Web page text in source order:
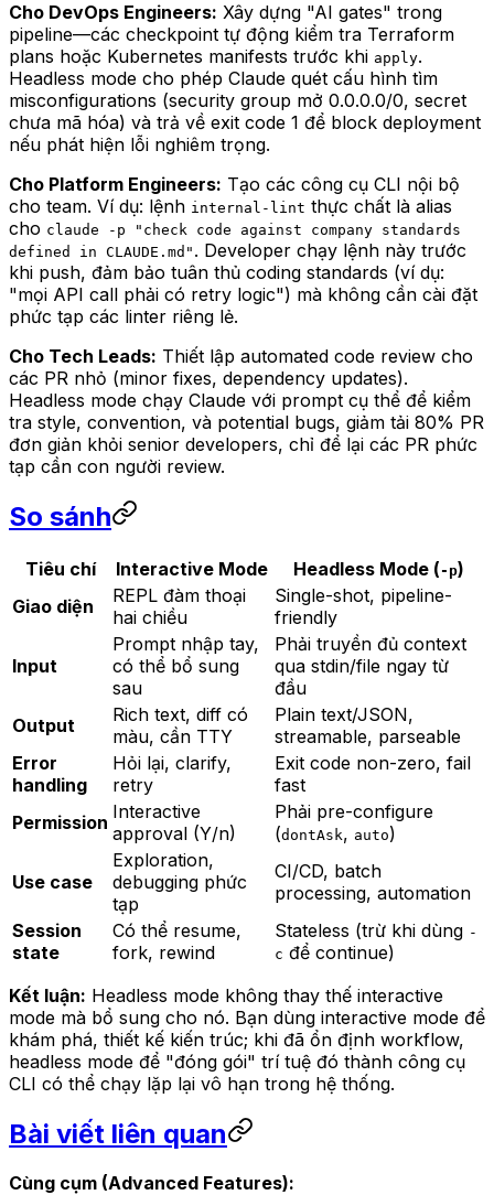
Cho DevOps Engineers: Xây dựng "AI gates" trong
pipeline—các checkpoint tự động kiểm tra Terraform
plans hoặc Kubernetes manifests trước khi apply.
Headless mode cho phép Claude quét cấu hình tìm
misconfigurations (security group mở 0.0.0.0/0, secret
chưa mã hóa) và trả về exit code 1 để block deployment
nếu phát hiện lỗi nghiêm trọng.
Cho Platform Engineers: Tạo các công cụ CLI nội bộ
cho team. Ví dụ: lệnh internal-lint thực chất là alias
cho claude -p "check code against company standards
defined in CLAUDE.md" . Developer chạy lệnh này trước
khi push, đảm bảo tuân thủ coding standards (ví dụ:
"mọi API call phải có retry logic") mà không cần cài đặt
phức tạp các linter riêng lẻ.
Cho Tech Leads: Thiết lập automated code review cho
các PR nhỏ (minor fixes, dependency updates).
Headless mode chạy Claude với prompt cụ thể để kiểm
tra style, convention, và potential bugs, giảm tải 80% PR
đơn giản khỏi senior developers, chỉ để lại các PR phức
tạp cần con người review.
So sánh
Tiêu chí Interactive Mode Headless Mode (-p)
Giao diện
REPL đàm thoại
hai chiều
Single-shot, pipeline-
friendly
Input
Prompt nhập tay,
có thể bổ sung
sau
Phải truyền đủ context
qua stdin/file ngay từ
đầu
Output
Rich text, diff có
màu, cần TTY
Plain text/JSON,
streamable, parseable
Error
handling
Hỏi lại, clarify,
retry
Exit code non-zero, fail
fast
Permission Interactive
approval (Y/n)
Phải pre-configure
(dontAsk, auto)
Use case
Exploration,
debugging phức
tạp
CI/CD, batch
processing, automation
Session
state
Có thể resume,
fork, rewind
Stateless (trừ khi dùng -
c để continue)
Kết luận: Headless mode không thay thế interactive
mode mà bổ sung cho nó. Bạn dùng interactive mode để
khám phá, thiết kế kiến trúc; khi đã ổn định workflow,
headless mode để "đóng gói" trí tuệ đó thành công cụ
CLI có thể chạy lặp lại vô hạn trong hệ thống.
Bài viết liên quan
Cùng cụm (Advanced Features):